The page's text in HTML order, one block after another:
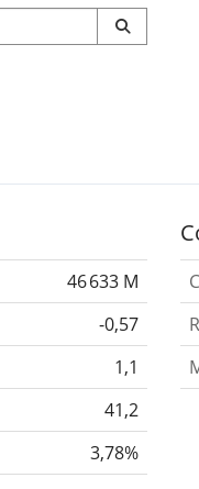
46 633 M
-0,57
1,1
41,2
3,78%